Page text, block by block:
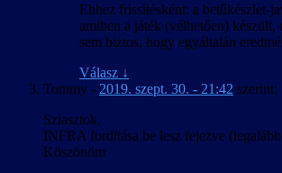
Ehhez frissítésként: a betűkészlet-
amiben a játék (vélhetően)
sem biztos, hogy egyáltalán
Válasz ↓
Tommy - 2019. szept. 30. - 21:42 szerint:
Sziasztok,
INFRA fordítása be lesz fejezve
Köszönöm